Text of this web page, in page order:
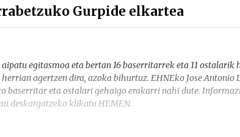
Gurpide elkartea
egitasmoa eta bertan 16 baserritarrek eta 11 ostalarik
agertzen dira, azoka bihurtuz. EHNEko Jose Antonio
baserritar eta ostalari gehaigo erakarri nahi dute.
deskargatzeko klikatu HEMEN.